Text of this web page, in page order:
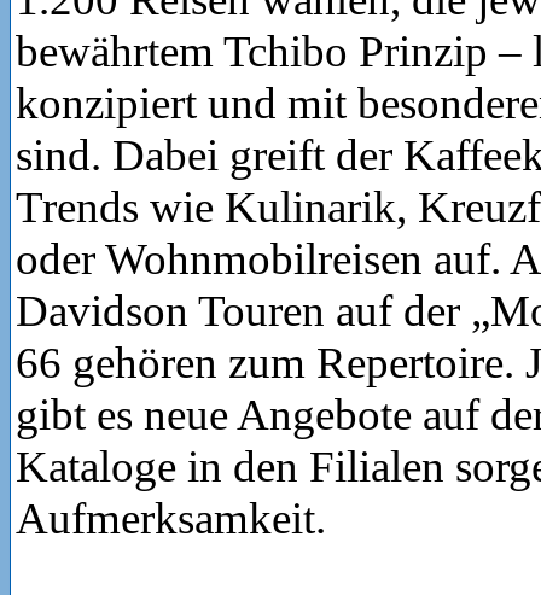
bewährtem Tchibo Prinzip –
konzipiert und mit
sind. Dabei greift der
Trends wie Kulinarik,
oder Wohnmobilreisen auf.
Davidson Touren auf der
66 gehören zum Repertoire.
gibt es neue Angebote auf
Kataloge in den Filialen
Aufmerksamkeit.